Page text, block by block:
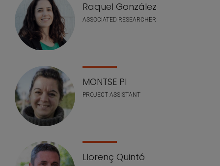
Raquel González
ASSOCIATED RESEARCHER
MONTSE PI
PROJECT ASSISTANT
Llorenç Quintó